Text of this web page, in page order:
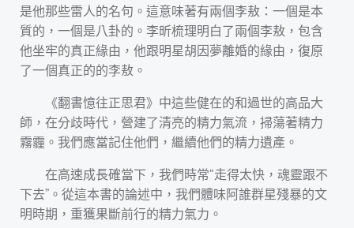
是他那些雷人的名句。這意味著有兩個李敖：一個是本
質的，一個是八卦的。李昕梳理明白了兩個李敖，包含
他坐牢的真正緣由，他跟明星胡因夢離婚的緣由，復原
了一個真正的的李敖。
《翻書憶往正思君》中這些健在的和過世的高品大
師，在分歧時代，營建了清亮的精力氣流，掃蕩著精力
霧霾。我們應當記住他們，繼續他們的精力遺產。
在高速成長確當下，我們時常“走得太快，魂靈跟不
下去”。從這本書的論述中，我們體味阿誰群星殘暴的文
明時期，重獲果斷前行的精力氣力。